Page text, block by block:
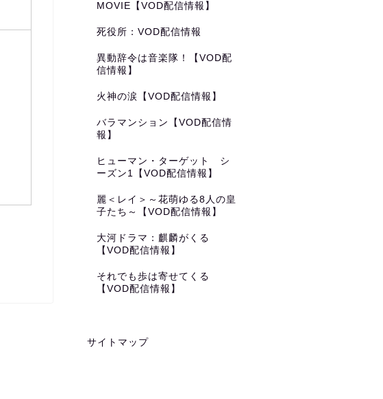
MOVIE【VOD配信情報】
死役所：VOD配信情報
異動辞令は音楽隊！【VOD配
信情報】
火神の涙【VOD配信情報】
バラマンション【VOD配信情
報】
ヒューマン・ターゲット シ
ーズン1【VOD配信情報】
麗＜レイ＞～花萌ゆる8人の皇
子たち～【VOD配信情報】
大河ドラマ：麒麟がくる
【VOD配信情報】
それでも歩は寄せてくる
【VOD配信情報】
サイトマップ